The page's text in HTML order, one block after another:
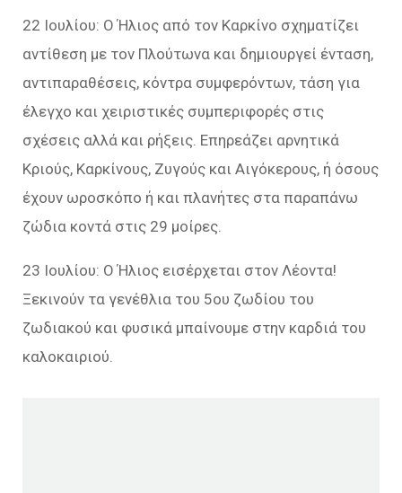
22 Ιουλίου: Ο Ήλιος από τον Καρκίνο σχηματίζει
αντίθεση με τον Πλούτωνα και δημιουργεί ένταση,
αντιπαραθέσεις, κόντρα συμφερόντων, τάση για
έλεγχο και χειριστικές συμπεριφορές στις
σχέσεις αλλά και ρήξεις. Επηρεάζει αρνητικά
Κριούς, Καρκίνους, Ζυγούς και Αιγόκερους, ή όσους
έχουν ωροσκόπο ή και πλανήτες στα παραπάνω
ζώδια κοντά στις 29 μοίρες.
23 Ιουλίου: Ο Ήλιος εισέρχεται στον Λέοντα!
Ξεκινούν τα γενέθλια του 5ου ζωδίου του
ζωδιακού και φυσικά μπαίνουμε στην καρδιά του
καλοκαιριού.